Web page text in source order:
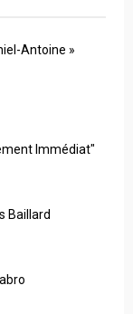
Antoine »
Immédiat"
Baillard